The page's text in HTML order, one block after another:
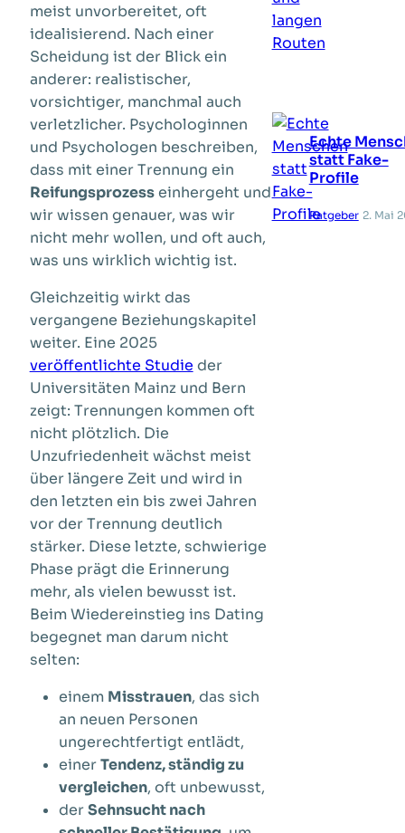
meist unvorbereitet, oft
idealisierend. Nach einer
Scheidung ist der Blick ein
anderer: realistischer,
vorsichtiger, manchmal auch
verletzlicher. Psychologinnen
und Psychologen beschreiben,
dass mit einer Trennung ein
Reifungsprozesseinhergeht und
wir wissen genauer, was wir
nicht mehr wollen, und oft auch,
was uns wirklich wichtig ist.
Gleichzeitig wirkt das
vergangene Beziehungskapitel
weiter. Eine 2025
veröffentlichte Studie der
Universitäten Mainz und Bern
zeigt: Trennungen kommen oft
nicht plötzlich. Die
Unzufriedenheit wächst meist
über längere Zeit und wird in
den letzten ein bis zwei Jahren
vor der Trennung deutlich
stärker. Diese letzte, schwierige
Phase prägt die Erinnerung
mehr, als vielen bewusst ist.
Beim Wiedereinstieg ins Dating
begegnet man darum nicht
selten:
einem Misstrauen, das sich
an neuen Personen
ungerechtfertigt entlädt,
einerTendenz, ständig zu
vergleichen, oft unbewusst,
derSehnsucht nach
Echte
statt Fake-
Profile
Ratgeber 2. Mai